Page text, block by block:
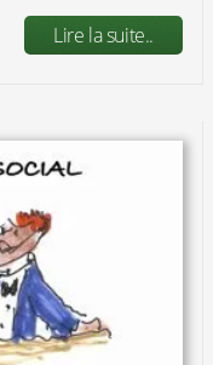
Lire la suite..